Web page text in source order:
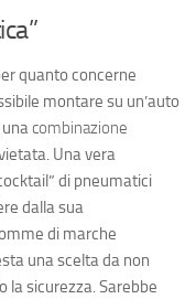
quanto concerne
montare su un’auto
unacombinazione
Una vera
” di pneumatici
dalla sua
di marche
una scelta da non
la sicurezza. Sarebbe